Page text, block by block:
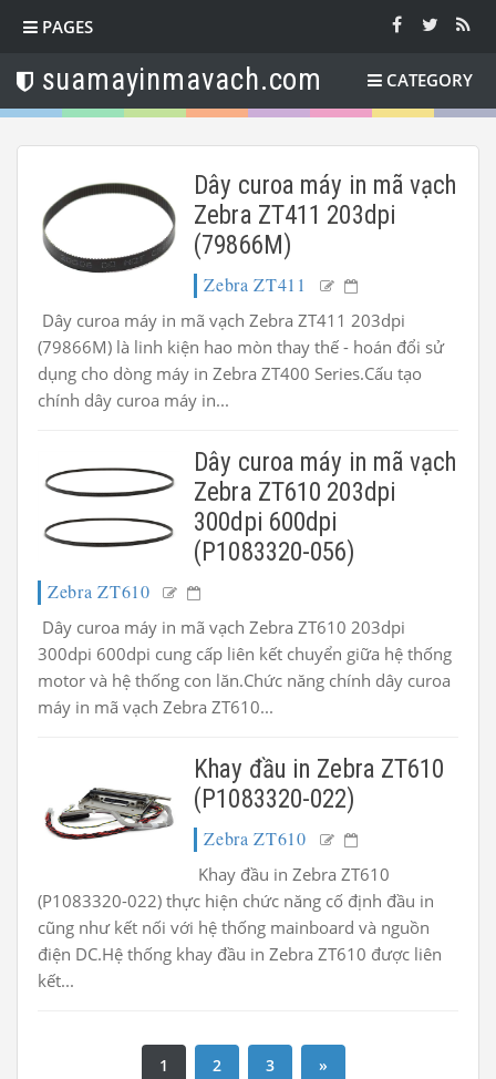
PAGES
suamayinmavach.com CATEGORY
Dây curoa máy in mã vạch
Zebra ZT411 203dpi
(79866M)
Zebra ZT411
Dây curoa máy in mã vạch Zebra ZT411 203dpi
(79866M) là linh kiện hao mòn thay thế - hoán đổi sử
dụng cho dòng máy in Zebra ZT400 Series.Cấu tạo
chính dây curoa máy in...
Dây curoa máy in mã vạch
Zebra ZT610 203dpi
300dpi 600dpi
(P1083320-056)
Zebra ZT610
Dây curoa máy in mã vạch Zebra ZT610 203dpi
300dpi 600dpi cung cấp liên kết chuyển giữa hệ thống
motor và hệ thống con lăn.Chức năng chính dây curoa
máy in mã vạch Zebra ZT610...
Khay đầu in Zebra ZT610
(P1083320-022)
Zebra ZT610
Khay đầu in Zebra ZT610
(P1083320-022) thực hiện chức năng cố định đầu in
cũng như kết nối với hệ thống mainboard và nguồn
điện DC.Hệ thống khay đầu in Zebra ZT610 được liên
kết...
1 2 3 »